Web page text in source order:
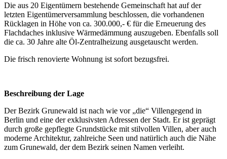
Die aus 20 Eigentümern bestehende Gemeinschaft hat auf der
letzten Eigentümerversammlung beschlossen, die vorhandenen
Rücklagen in Höhe von ca. 300.000,- € für die Erneuerung des
Flachdaches inklusive Wärmedämmung auszugeben. Ebenfalls soll
die ca. 30 Jahre alte Öl-Zentralheizung ausgetauscht werden.
Die frisch renovierte Wohnung ist sofort bezugsfrei.
Beschreibung der Lage
Der Bezirk Grunewald ist nach wie vor „die“ Villengegend in
Berlin und eine der exklusivsten Adressen der Stadt. Er ist geprägt
durch große gepflegte Grundstücke mit stilvollen Villen, aber auch
moderne Architektur, zahlreiche Seen und natürlich auch die Nähe
zum Grunewald, der dem Bezirk seinen Namen verleiht.